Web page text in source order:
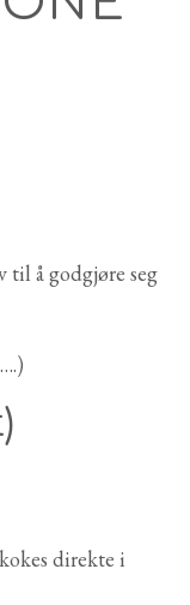
til å godgjøre seg
direkte i